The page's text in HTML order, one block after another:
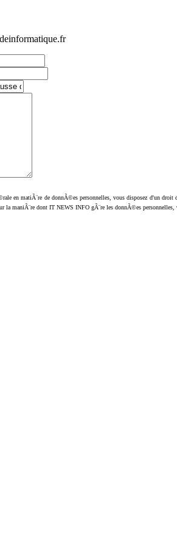
en matiÃ¨re de donnÃ©es personnelles, vous disposez d'un droit
la maniÃ¨re dont IT NEWS INFO gÃ¨re les donnÃ©es